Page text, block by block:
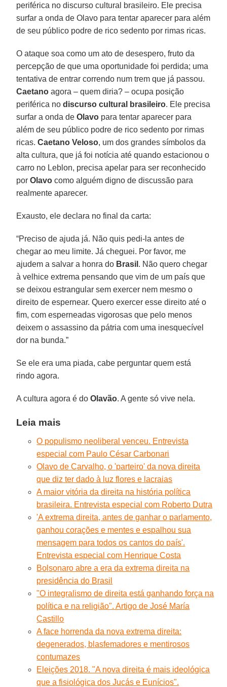
periférica no discurso cultural brasileiro. Ele precisa
surfar a onda de Olavo para tentar aparecer para além
de seu público podre de rico sedento por rimas ricas.
O ataque soa como um ato de desespero, fruto da
percepção de que uma oportunidade foi perdida; uma
tentativa de entrar correndo num trem que já passou.
Caetano agora – quem diria? – ocupa posição
periférica nodiscurso cultural brasileiro. Ele precisa
surfar a onda deOlavo para tentar aparecer para
além de seu público podre de rico sedento por rimas
ricas.Caetano Veloso, um dos grandes símbolos da
alta cultura, que já foi notícia até quando estacionou o
carro no Leblon, precisa apelar para ser reconhecido
porOlavo como alguém digno de discussão para
realmente aparecer.
Exausto, ele declara no final da carta:
“Preciso de ajuda já. Não quis pedi-la antes de
chegar ao meu limite. Já cheguei. Por favor, me
ajudem a salvar a honra do Brasil . Não quero chegar
à velhice extrema pensando que vim de um país que
se deixou estrangular sem exercer nem mesmo o
direito de espernear. Quero exercer esse direito até o
fim, com esperneadas vigorosas que pelo menos
deixem o assassino da pátria com uma inesquecível
dor na bunda.”
Se ele era uma piada, cabe perguntar quem está
rindo agora.
A cultura agora é doOlavão. A gente só vive nela.
Leia mais
O populismo neoliberal venceu. Entrevista
especial com Paulo César Carbonari
Olavo de Carvalho, o 'parteiro' da nova direita
que diz ter dado à luz flores e lacraias
A maior vitória da direita na história política
brasileira. Entrevista especial com Roberto Dutra
'A extrema direita, antes de ganhar o parlamento,
ganhou corações e mentes e espalhou sua
mensagem para todos os cantos do país'.
Entrevista especial com Henrique Costa
Bolsonaro abre a era da extrema direita na
presidência do Brasil
"O integralismo de direita está ganhando força na
política e na religião". Artigo de José María
Castillo
A face horrenda da nova extrema direita:
degenerados, blasfemadores e mentirosos
contumazes
Eleições 2018. "A nova direita é mais ideológica
que a fisiológica dos Jucás e Eunícios".